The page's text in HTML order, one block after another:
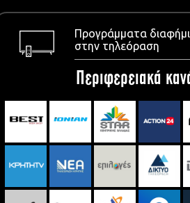
Προγράμματα
στην τηλεόραση
Περιφερειακά